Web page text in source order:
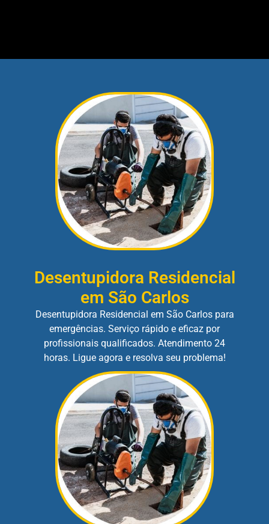
Desentupidora Residencial
em São Carlos
Desentupidora Residencial em São Carlos para
emergências. Serviço rápido e eficaz por
profissionais qualificados. Atendimento 24
horas. Ligue agora e resolva seu problema!